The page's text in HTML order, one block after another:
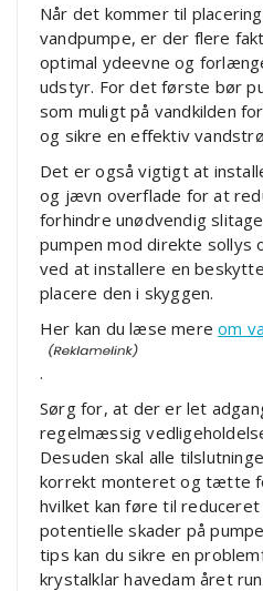
Når det kommer til
vandpumpe, er der flere
optimal ydeevne og
udstyr. For det første bør
som muligt på vandkilden
og sikre en effektiv
Det er også vigtigt at
og jævn overflade for at
forhindre unødvendig
pumpen mod direkte sollys
ved at installere en
placere den i skyggen.
Her kan du læse mereom
.
Sørg for, at der er let
regelmæssig
Desuden skal alle
korrekt monteret og tætte
hvilket kan føre til
potentielle skader på
tips kan du sikre en
krystalklar havedam året